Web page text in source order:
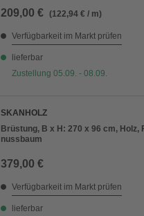
209,00 € (122,94 € / m)
Verfügbarkeit im Markt prüfen
lieferbar
Zustellung 05.09. - 08.09.
SKANHOLZ
Brüstung, B x H: 270 x 96 cm, Holz,
nussbaum
379,00 €
Verfügbarkeit im Markt prüfen
lieferbar